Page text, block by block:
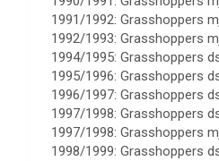
1991/1992: Grasshoppers
1992/1993: Grasshoppers
1994/1995: Grasshoppers
1995/1996: Grasshoppers
1996/1997: Grasshoppers
1997/1998: Grasshoppers
1997/1998: Grasshoppers
1998/1999: Grasshoppers